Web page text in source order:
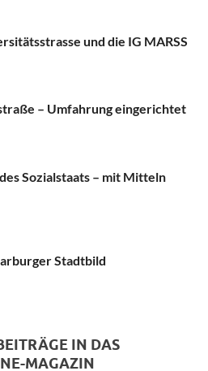
und die IG MARSS
­– Umfahrung eingerichtet
Sozialstaats – mit Mitteln
Stadtbild
IN DAS
MAGAZIN